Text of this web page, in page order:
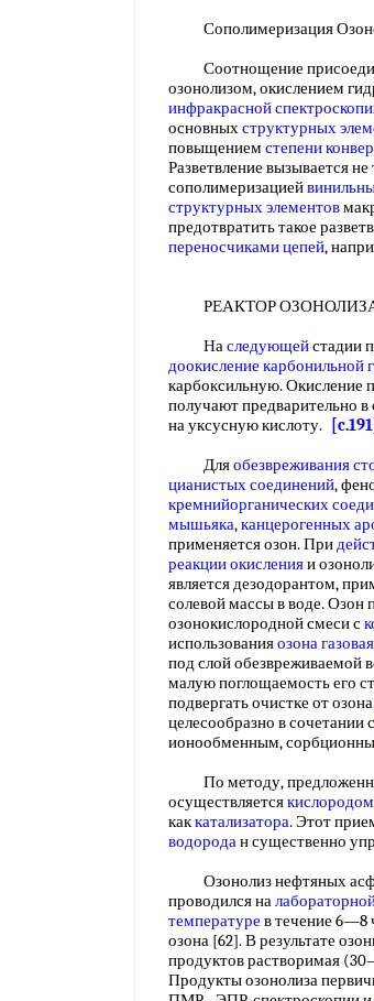
Сополимеризация
Соотнощение
озонолизом, окислением
инфракрасной
основныхструктурных
повыщением степени
Разветвление вызывается не
сополимеризацией
структурных элементов
предотвратить такое
переносчиками цепей,
РЕАКТОР
Наследующейстадии
доокисление карбонильной
карбоксильную. Окисление
получают предварительно в
на уксусную кислоту.
Дляобезвреживания
цианистых соединений,
кремнийорганических
мышьяка,канцерогенных
применяется озон. При
реакции окисленияи
является дезодорантом,
солевой массы в воде. Озон
озонокислородной смеси с
использованияозона газовая
под слой обезвреживаемой
малую поглощаемость его
подвергать очистке от
целесообразно в сочетании с
ионообменным,
По методу,
осуществляется
каккатализатора. Этот
водородан существенно
Озонолиз нефтяных
проводился на
температуре в течение 6—8
озона [62]. В результате
продуктов растворимая
Продукты озонолиза